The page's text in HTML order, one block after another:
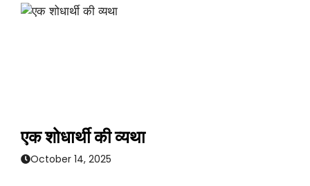
एक शोधार्थी की व्यथा
October 14, 2025